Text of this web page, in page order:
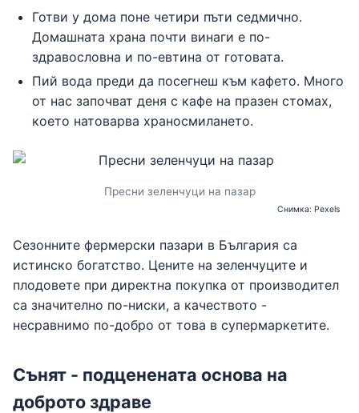
Готви у дома поне четири пъти седмично.
Домашната храна почти винаги е по-
здравословна и по-евтина от готовата.
Пий вода преди да посегнеш към кафето. Много
от нас започват деня с кафе на празен стомах,
което натоварва храносмилането.
Пресни зеленчуци на пазар
Снимка: Pexels
Сезонните фермерски пазари в България са
истинско богатство. Цените на зеленчуците и
плодовете при директна покупка от производител
са значително по-ниски, а качеството -
несравнимо по-добро от това в супермаркетите.
Сънят - подценената основа на
доброто здраве